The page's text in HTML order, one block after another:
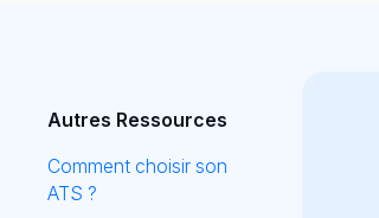
Autres Ressources
Comment choisir son
ATS ?